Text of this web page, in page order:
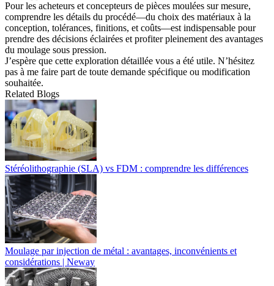
Pour les acheteurs et concepteurs de pièces moulées sur mesure,
comprendre les détails du procédé—du choix des matériaux à la
conception, tolérances, finitions, et coûts—est indispensable pour
prendre des décisions éclairées et profiter pleinement des avantages
du moulage sous pression.
J’espère que cette exploration détaillée vous a été utile. N’hésitez
pas à me faire part de toute demande spécifique ou modification
souhaitée.
Related Blogs
Stéréolithographie (SLA) vs FDM : comprendre les différences
Moulage par injection de métal : avantages, inconvénients et
considérations | Neway